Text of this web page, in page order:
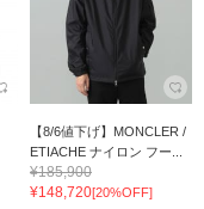
【8/6値下げ】MONCLER /
ETIACHE ナイロン フー...
¥185,900
¥148,720[20%OFF]